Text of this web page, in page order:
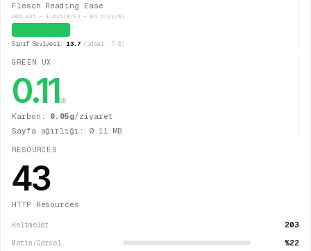
Flesch Reading Ease
206.835 − 1.015(W/S) − 84.6(Sy/W)
Sınıf Seviyesi: 13.7(ideal: 7–8)
GREEN UX
0.11MB
Karbon: 0.05g/ziyaret
Sayfa ağırlığı: 0.11 MB
RESOURCES
43
HTTP Resources
Kelimeler 203
Metin/Görsel %22